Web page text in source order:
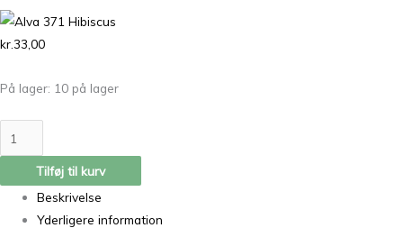
kr.33,00
På lager: 10 på lager
Tilføj til kurv
Beskrivelse
Yderligere information